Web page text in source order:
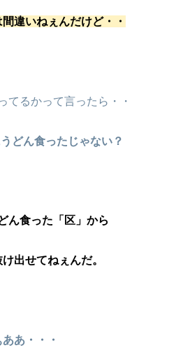
違いねぇんだけど・・
てるかって言ったら・・
どん食ったじゃない？
ん食った「区」から
出せてねぇんだ。
あ・・・